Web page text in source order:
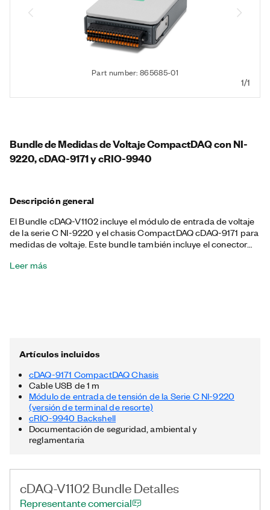
Part number: 865685-01
1/1
Bundle de Medidas de Voltaje CompactDAQ con NI-
9220, cDAQ-9171 y cRIO-9940
Descripción general
El Bundle cDAQ-V1102 incluye el módulo de entrada de voltaje
de la serie C NI-9220 y el chasis CompactDAQ cDAQ-9171 para
medidas de voltaje. Este bundle también incluye el conector
contra señales de alto voltaje. El NI-9220 incluido cuenta con
Leer más
Artículos incluidos
cDAQ-9171 CompactDAQ Chasis
Cable USB de 1 m
Módulo de entrada de tensión de la Serie C NI-9220
(versión de terminal de resorte)
cRIO-9940 Backshell
Documentación de seguridad, ambiental y
reglamentaria
cDAQ-V1102 Bundle Detalles
Representante comercial